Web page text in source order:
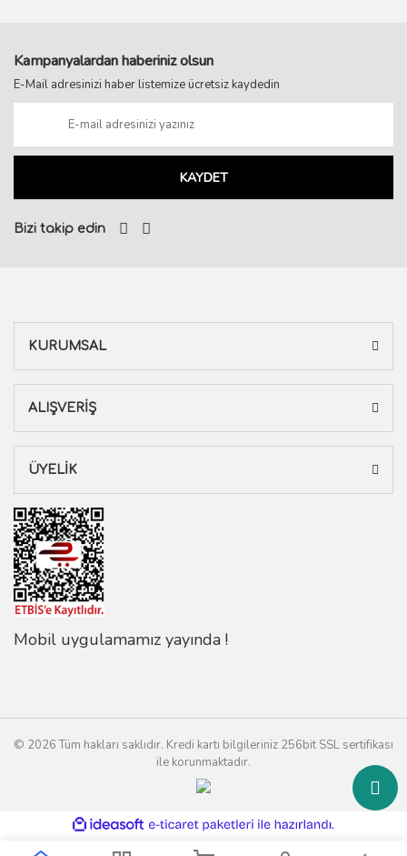
Kampanyalardan haberiniz olsun
E-Mail adresinizi haber listemize ücretsiz kaydedin
KAYDET
Bizi takip edin
KURUMSAL
ALIŞVERİŞ
ÜYELİK
Mobil uygulamamız yayında !
© 2026 Tüm hakları saklıdır. Kredi kartı bilgileriniz 256bit SSL sertifikası
ile korunmaktadır.
ideasoft
e-